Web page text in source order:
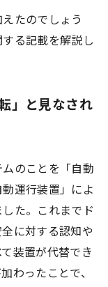
たのでしょう
る記載を解説し
」と見なされ
のことを「自動
運行装置」によ
た。これまでド
に対する認知や
装置が代替でき
わったことで、